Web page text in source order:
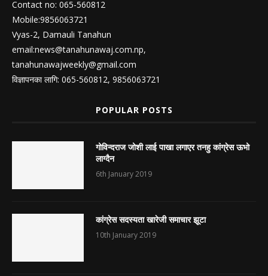
Contact no: 065-560812
Mobile:9856063721
Vyas-2, Damauli Tanahun
email:news@tanahunawaj.com.np,
tanahunawajweekly@gmail.com
विज्ञापनका लागि: 065-560812, 9856063721
POPULAR POSTS
गोविन्दराज जोशी लाई पाखा लगाएर तनहु कांग्रेस ऊभो
लाग्दैन
6th January 2019
कांग्रेस सदस्यता खारेजी समाचार झूटा
10th January 2019